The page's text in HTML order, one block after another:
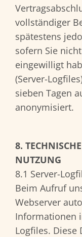
vollständiger
spätestens
sofern Sie
eingewilligt
(Server-
sieben Tagen
anonymisiert.
8.
NUTZUNG
8.1 Server-
Beim Aufruf
Webserver
Informationen
Logfiles. Diese